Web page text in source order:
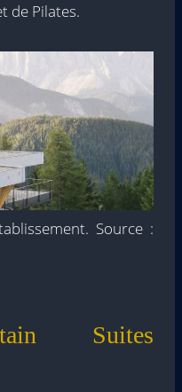
de Pilates.
Source :
Suites